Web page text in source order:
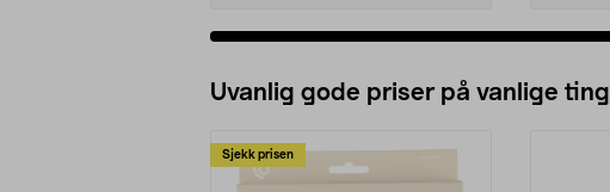
Uvanlig gode priser på vanlige ting
Sjekk prisen